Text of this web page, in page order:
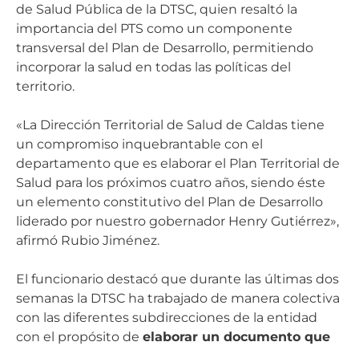
de Salud Pública de la DTSC, quien resaltó la
importancia del PTS como un componente
transversal del Plan de Desarrollo, permitiendo
incorporar la salud en todas las políticas del
territorio.
«La Dirección Territorial de Salud de Caldas tiene
un compromiso inquebrantable con el
departamento que es elaborar el Plan Territorial de
Salud para los próximos cuatro años, siendo éste
un elemento constitutivo del Plan de Desarrollo
liderado por nuestro gobernador Henry Gutiérrez»,
afirmó Rubio Jiménez.
El funcionario destacó que durante las últimas dos
semanas la DTSC ha trabajado de manera colectiva
con las diferentes subdirecciones de la entidad
con el propósito de elaborar un documento que